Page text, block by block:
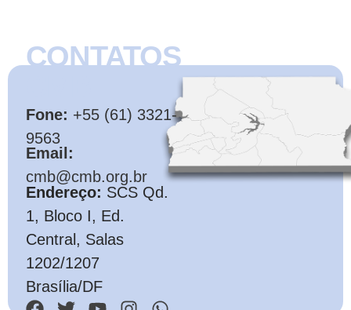
CONTATOS
Fone: +55 (61) 3321-
9563
Email:
cmb@cmb.org.br
Endereço: SCS Qd.
1, Bloco I, Ed.
Central, Salas
1202/1207
Brasília/DF